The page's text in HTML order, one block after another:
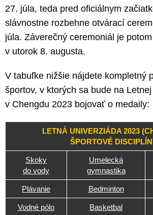
27. júla, teda pred oficiálnym
slávnostne rozbehne otvárací
júla. Záverečný ceremoniál je
v utorok 8. augusta.
V tabuľke nižšie nájdete kompletný
športov, v ktorých sa bude na
v Chengdu 2023 bojovať o medaily:
LETNÁ UNIVERZIÁDA 2023
ŠPORTOVÉ
Skoky
do vody
Umelecká
gymnastika
Plávanie Bedminton
Vodné pólo Basketbal